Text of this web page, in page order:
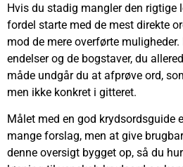
Hvis du stadig mangler den rigtige
fordel starte med de mest direkte
mod de mere overførte
endelser og de bogstaver, du
måde undgår du at afprøve ord,
men ikke konkret i gitteret.
Målet med en god krydsordsguide
mange forslag, men at give
denne oversigt bygget op, så du